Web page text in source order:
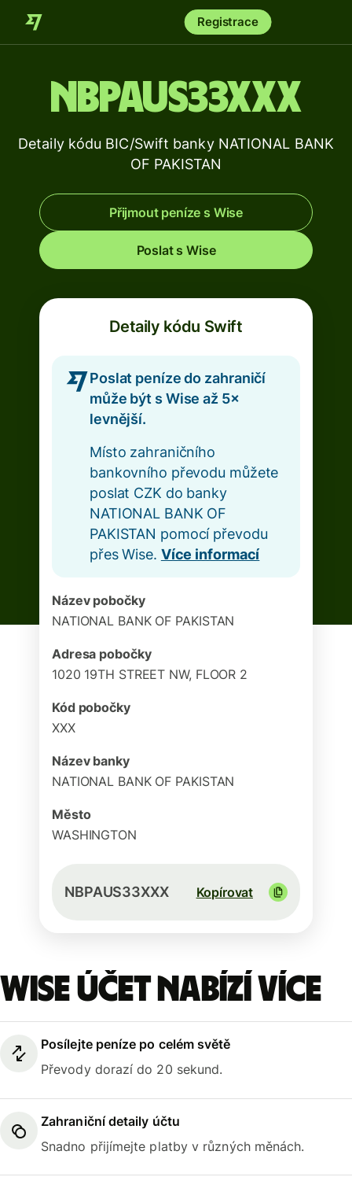
Registrace
NBPAUS33XXX
Detaily kódu BIC/Swift banky NATIONAL BANK
OF PAKISTAN
Přijmout peníze s Wise
Poslat s Wise
Detaily kódu Swift
Poslat peníze do zahraničí
může být s Wise až 5×
levnější.
Místo zahraničního
bankovního převodu můžete
poslat CZK do banky
NATIONAL BANK OF
PAKISTAN pomocí převodu
přes Wise. Více informací
Název pobočky
NATIONAL BANK OF PAKISTAN
Adresa pobočky
1020 19TH STREET NW, FLOOR 2
Kód pobočky
XXX
Název banky
NATIONAL BANK OF PAKISTAN
Město
WASHINGTON
NBPAUS33XXX Kopírovat
Wise účet nabízí více
Posílejte peníze po celém světě
Převody dorazí do 20 sekund.
Zahraniční detaily účtu
Snadno přijímejte platby v různých měnách.